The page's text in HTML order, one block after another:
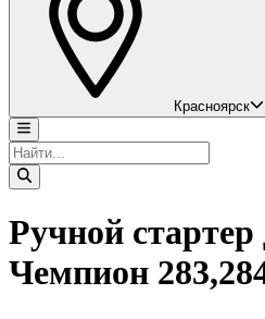
Красноярск
Ручной стартер
Чемпион